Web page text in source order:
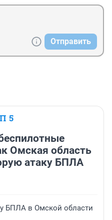
Отправить
5
Омская область
атаку БПЛА
БПЛА в Омской области